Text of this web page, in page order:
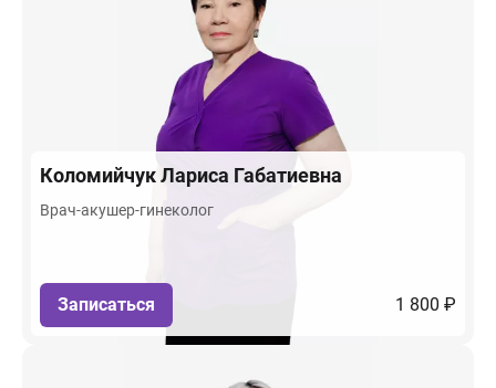
КоломийчукЛариса Габатиевна
Врач-акушер-гинеколог
Записаться 1 800 ₽